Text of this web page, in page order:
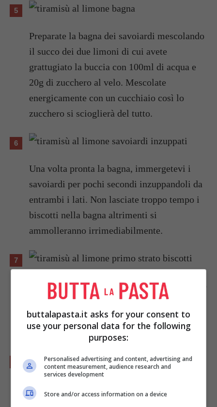
Preparate la bagna dei savoiardi mescolando
il succo dei due limoni di cui avete
grattugiato la buccia con 100ml di acqua e
20g di zucchero al velo. Mescolate
energicamente con un cucchiaio così lo
zucchero si scioglierà del tutto.
Una volta pronta la bagna, immergetevi i
savoiardi per pochi secondi inzuppandoli da
entrambi i lati. Non lasciate troppo tempo i
biscotti nella bagna altrimenti si
ammolleranno irrimediabilmente.
Disponete sulla base di una pirofila un primo
strato di savoiardi inzuppati. Fate attenzione
a non lasciare troppo spazio tra un biscotto e
l’altro.
Versate sul primo strato di savoiardi la
crema preparata in precedenza,
buttalapasta.it asks for your consent to
use your personal data for the following
purposes:
Personalised advertising and content, advertising and
content measurement, audience research and
services development
Store and/or access information on a device